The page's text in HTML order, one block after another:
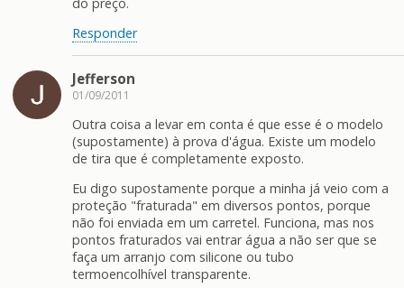
Responder
Jefferson
01/09/2011
Outra coisa a levar em conta é que esse é o modelo
(supostamente) à prova d'água. Existe um modelo
de tira que é completamente exposto.
Eu digo supostamente porque a minha já veio com a
proteção "fraturada" em diversos pontos, porque
não foi enviada em um carretel. Funciona, mas nos
pontos fraturados vai entrar água a não ser que se
faça um arranjo com silicone ou tubo
termoencolhível transparente.